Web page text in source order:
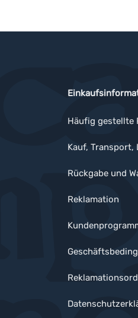
Häufig gestellte
Kauf, Transport,
Rückgabe und
Reklamation